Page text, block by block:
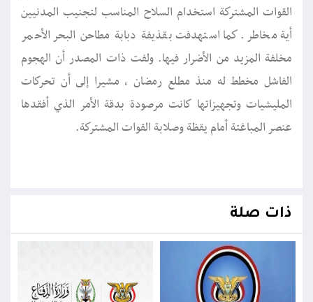
القوات المشتركة استخدام السلاح المناسب لتجنيب المدنيين
أية مخاطر. كما استهدفت بقذيفة دبابة مطاحن البحر الأحمر
مخلفة المزيد من الأضرار فيها. ولفت ذات المصدر أن الهجوم
الفاشل مخطط له منذ مطلع رمضان ، مشيرا إلى أن تحركات
المليشيات وتجهيزاتها كانت مرصودة بدقة الأمر الذي أفقدها
عنصر المباغتة أمام يقظة وصلابة القوات المشتركة.
ذات صلة